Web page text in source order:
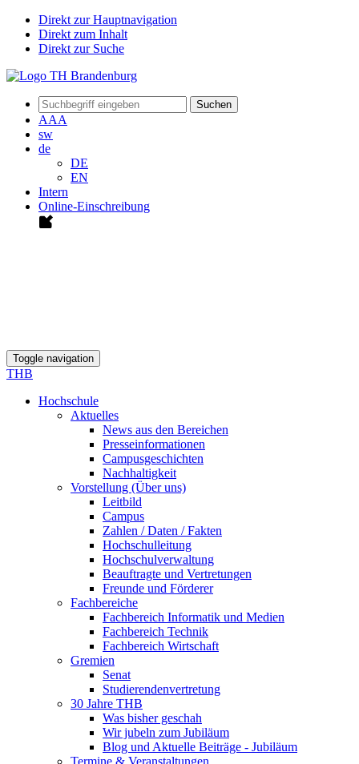
Direkt zur Hauptnavigation
Direkt zum Inhalt
Direkt zur Suche
Suchen
AAA
sw
de
DE
EN
Intern
Online-Einschreibung
Toggle navigation
THB
Hochschule
Aktuelles
News aus den Bereichen
Presseinformationen
Campusgeschichten
Nachhaltigkeit
Vorstellung (Über uns)
Leitbild
Campus
Zahlen / Daten / Fakten
Hochschulleitung
Hochschulverwaltung
Beauftragte und Vertretungen
Freunde und Förderer
Fachbereiche
Fachbereich Informatik und Medien
Fachbereich Technik
Fachbereich Wirtschaft
Gremien
Senat
Studierendenvertretung
30 Jahre THB
Was bisher geschah
Wir jubeln zum Jubiläum
Blog und Aktuelle Beiträge - Jubiläum
Termine & Veranstaltungen